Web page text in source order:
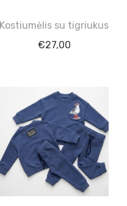
Kostiumėlis su tigriukus
€27,00